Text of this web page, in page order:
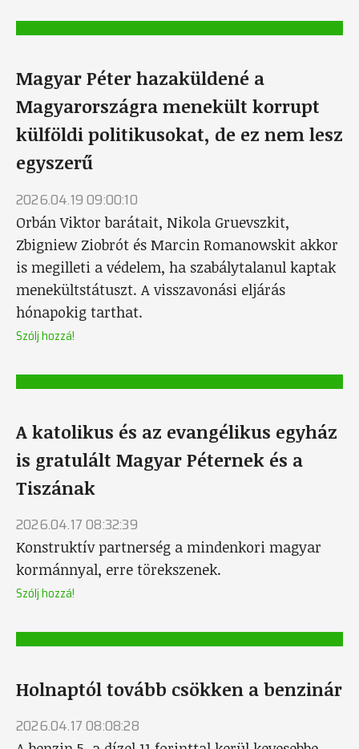
Magyar Péter hazaküldené a
Magyarországra menekült korrupt
külföldi politikusokat, de ez nem lesz
egyszerű
2026.04.19 09:00:10
Orbán Viktor barátait, Nikola Gruevszkit,
Zbigniew Ziobrót és Marcin Romanowskit akkor
is megilleti a védelem, ha szabálytalanul kaptak
menekültstátuszt. A visszavonási eljárás
hónapokig tarthat.
Szólj hozzá!
A katolikus és az evangélikus egyház
is gratulált Magyar Péternek és a
Tiszának
2026.04.17 08:32:39
Konstruktív partnerség a mindenkori magyar
kormánnyal, erre törekszenek.
Szólj hozzá!
Holnaptól tovább csökken a benzinár
2026.04.17 08:08:28